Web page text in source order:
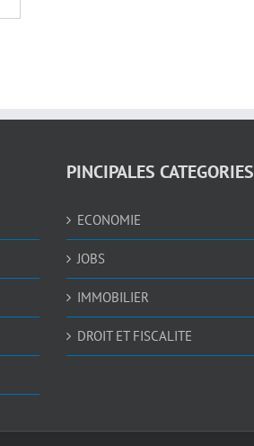
PINCIPALES CATEGORIES
ECONOMIE
JOBS
IMMOBILIER
DROIT ET FISCALITE